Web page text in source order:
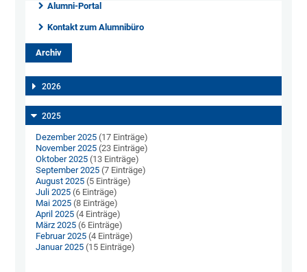
Alumni-Portal
Kontakt zum Alumnibüro
Archiv
2026
2025
Dezember 2025 (17 Einträge)
November 2025 (23 Einträge)
Oktober 2025 (13 Einträge)
September 2025 (7 Einträge)
August 2025 (5 Einträge)
Juli 2025 (6 Einträge)
Mai 2025 (8 Einträge)
April 2025 (4 Einträge)
März 2025 (6 Einträge)
Februar 2025 (4 Einträge)
Januar 2025 (15 Einträge)